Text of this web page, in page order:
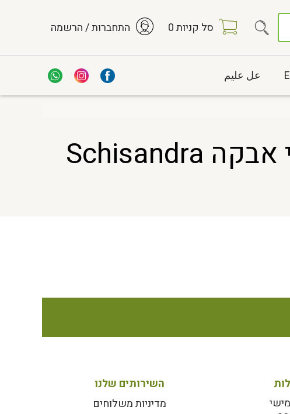
סל קניות0 התחברות / הרשמה
عل عليم
WU WEI ZI FEN HS שיסנדרה סינית פרי אבקה Schisandra
השירותים שלנו
מדיניות משלוחים